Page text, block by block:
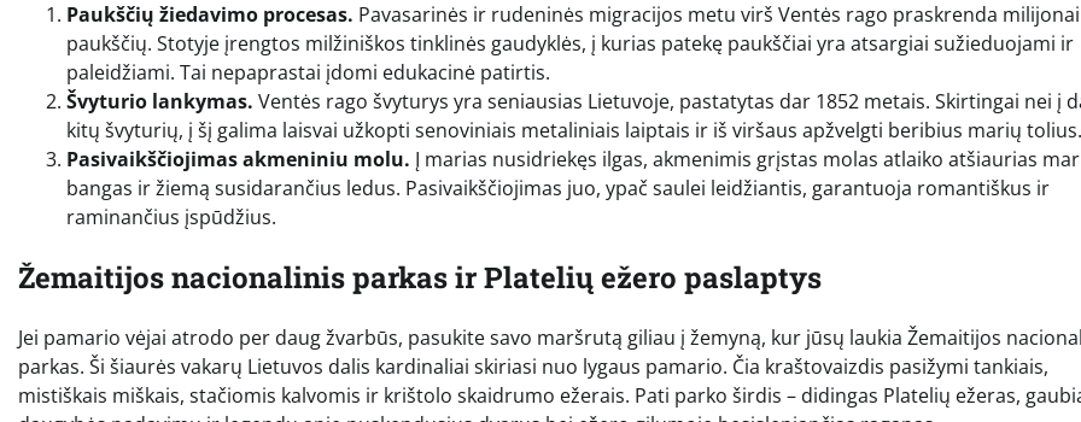
Paukščių žiedavimo procesas. Pavasarinės ir rudeninės migracijos metu virš Ventės rago praskrenda milijonai
paukščių. Stotyje įrengtos milžiniškos tinklinės gaudyklės, į kurias patekę paukščiai yra atsargiai sužieduojami ir
paleidžiami. Tai nepaprastai įdomi edukacinė patirtis.
Švyturio lankymas. Ventės rago švyturys yra seniausias Lietuvoje, pastatytas dar 1852 metais. Skirtingai nei į
kitų švyturių, į šį galima laisvai užkopti senoviniais metaliniais laiptais ir iš viršaus apžvelgti beribius marių tolius.
Pasivaikščiojimas akmeniniu molu. Į marias nusidriekęs ilgas, akmenimis grįstas molas atlaiko atšiaurias
bangas ir žiemą susidarančius ledus. Pasivaikščiojimas juo, ypač saulei leidžiantis, garantuoja romantiškus ir
raminančius įspūdžius.
Žemaitijos nacionalinis parkas ir Platelių ežero paslaptys
Jei pamario vėjai atrodo per daug žvarbūs, pasukite savo maršrutą giliau į žemyną, kur jūsų laukia Žemaitijos
parkas. Ši šiaurės vakarų Lietuvos dalis kardinaliai skiriasi nuo lygaus pamario. Čia kraštovaizdis pasižymi tankiais,
mistiškais miškais, stačiomis kalvomis ir krištolo skaidrumo ežerais. Pati parko širdis – didingas Platelių ežeras,